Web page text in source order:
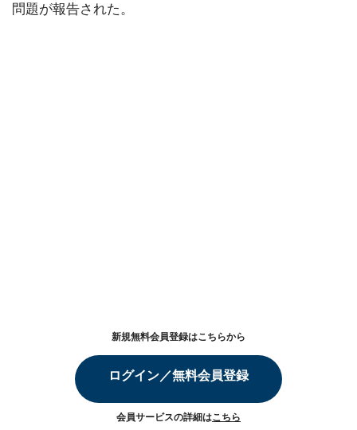
問題が報告された。
新規無料会員登録はこちらから
ログイン／無料会員登録
会員サービスの詳細はこちら